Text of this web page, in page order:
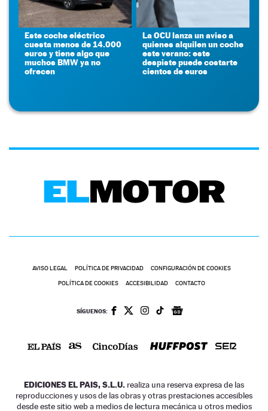
Este coche eléctrico
cuesta menos de 14.000
euros y tiene algo que
muchos BMW ya no
ofrecen
La OCU lanza un aviso a
quienes alquilen un coche
este verano: este
despiste puede costarte
cientos de euros
AVISO LEGAL POLÍTICA DE PRIVACIDAD CONFIGURACIÓN DE COOKIES
POLÍTICA DE COOKIES ACCESIBILIDAD CONTACTO
SÍGUENOS:
EDICIONES EL PAIS, S.L.U. realiza una reserva expresa de las
reproducciones y usos de las obras y otras prestaciones accesibles
desde este sitio web a medios de lectura mecánica u otros medios